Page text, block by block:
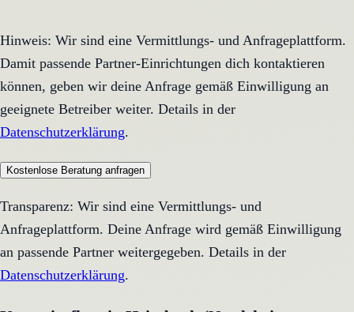
Hinweis: Wir sind eine Vermittlungs- und Anfrageplattform.
Damit passende Partner-Einrichtungen dich kontaktieren
können, geben wir deine Anfrage gemäß Einwilligung an
geeignete Betreiber weiter. Details in der
Datenschutzerklärung.
Kostenlose Beratung anfragen
Transparenz: Wir sind eine Vermittlungs- und
Anfrageplattform. Deine Anfrage wird gemäß Einwilligung
an passende Partner weitergegeben. Details in der
Datenschutzerklärung.